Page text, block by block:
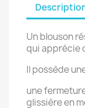
Un blouson
qui apprécie
Il possède
une
glissière en